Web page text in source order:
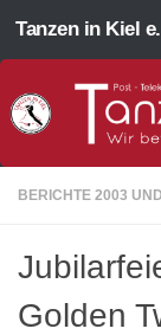
Zum Inhalt
Tanzen in Kiel
BERICHTE 2003
Golden